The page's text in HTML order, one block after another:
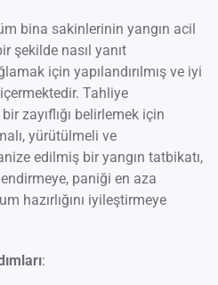
bina sakinlerinin yangın acil
şekilde nasıl yanıt
için yapılandırılmış ve iyi
Tahliye
zayıflığı belirlemek için
yürütülmeli ve
edilmiş bir yangın tatbikatı,
paniği en aza
hazırlığını iyileştirmeye
: